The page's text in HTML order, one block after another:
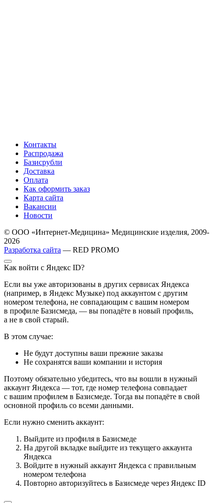
Контакты
Распродажа
Базисрубли
Доставка
Оплата
Как оформить заказ
Карта сайта
Вакансии
Новости
© ООО «Интернет-Медицина» Медицинские изделия, 2009-
2026
Разработка сайта — RED PROMO
Как войти с Яндекс ID?
Если вы уже авторизованы в других сервисах Яндекса
(например, в Яндекс Музыке) под аккаунтом с другим
номером телефона, не совпадающим с вашим номером
в профиле Базисмеда, — вы попадёте в новый профиль,
а не в свой старый.
В этом случае:
Не будут доступны ваши прежние заказы
Не сохранятся ваши компании и история
Поэтому обязательно убедитесь, что вы вошли в нужный
аккаунт Яндекса — тот, где номер телефона совпадает
с вашим профилем в Базисмеде. Тогда вы попадёте в свой
основной профиль со всеми данными.
Если нужно сменить аккаунт:
Выйдите из профиля в Базисмеде
На другой вкладке выйдите из текущего аккаунта
Яндекса
Войдите в нужный аккаунт Яндекса с правильным
номером телефона
Повторно авторизуйтесь в Базисмеде через Яндекс ID